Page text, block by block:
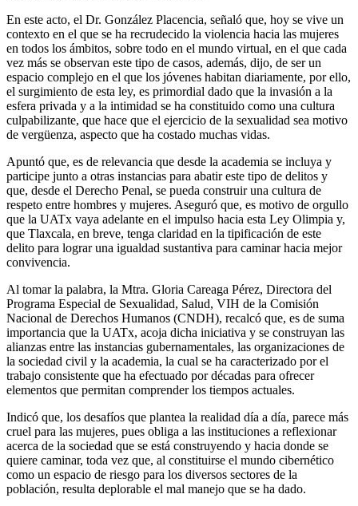
En este acto, el Dr. González Placencia, señaló que, hoy se vive un
contexto en el que se ha recrudecido la violencia hacia las mujeres
en todos los ámbitos, sobre todo en el mundo virtual, en el que cada
vez más se observan este tipo de casos, además, dijo, de ser un
espacio complejo en el que los jóvenes habitan diariamente, por ello,
el surgimiento de esta ley, es primordial dado que la invasión a la
esfera privada y a la intimidad se ha constituido como una cultura
culpabilizante, que hace que el ejercicio de la sexualidad sea motivo
de vergüenza, aspecto que ha costado muchas vidas.
Apuntó que, es de relevancia que desde la academia se incluya y
participe junto a otras instancias para abatir este tipo de delitos y
que, desde el Derecho Penal, se pueda construir una cultura de
respeto entre hombres y mujeres. Aseguró que, es motivo de orgullo
que la UATx vaya adelante en el impulso hacia esta Ley Olimpia y,
que Tlaxcala, en breve, tenga claridad en la tipificación de este
delito para lograr una igualdad sustantiva para caminar hacia mejor
convivencia.
Al tomar la palabra, la Mtra. Gloria Careaga Pérez, Directora del
Programa Especial de Sexualidad, Salud, VIH de la Comisión
Nacional de Derechos Humanos (CNDH), recalcó que, es de suma
importancia que la UATx, acoja dicha iniciativa y se construyan las
alianzas entre las instancias gubernamentales, las organizaciones de
la sociedad civil y la academia, la cual se ha caracterizado por el
trabajo consistente que ha efectuado por décadas para ofrecer
elementos que permitan comprender los tiempos actuales.
Indicó que, los desafíos que plantea la realidad día a día, parece más
cruel para las mujeres, pues obliga a las instituciones a reflexionar
acerca de la sociedad que se está construyendo y hacia donde se
quiere caminar, toda vez que, al constituirse el mundo cibernético
como un espacio de riesgo para los diversos sectores de la
población, resulta deplorable el mal manejo que se ha dado.